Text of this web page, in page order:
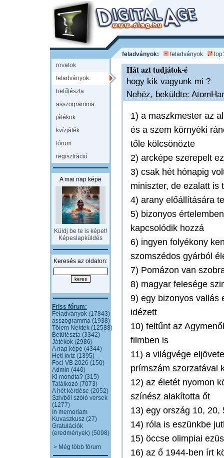
feladványok: feladványok
rovatok
feladványok
betűtészta
asszogramma
játékok
kvízjáték
fórum
regisztráció
A mai nap képe
Küldj be te is képet!
Képeslapküldés
Keresés az oldalon:
Friss fórum:
Feladványok (17843)
asszogramma (1938)
Tőlem Nektek (12588)
Betűtészta (3342)
Játékok (2986)
A nap képe (4344)
Heti kvíz (1395)
Foci VB 2026 (150)
Admin (440)
Ki mondta? (315)
Találkozó (7073)
A hét kérdése (2052)
Szívből szóló versek
(1277)
In memoriam
Kuvaszkusz (27)
Gratulációk
(eredmények) (5098)
> Még több fórum
Hát azt tudjátok-é
hogy kik vagyunk mi ?
Nehéz, beküldte:
1) a maszkmester az
és a szem környéki
tőle kölcsönözte
2) arcképe szerepelt
3) csak hét hónapig
miniszter, de ezalatt is
4) arany előállítására
5) bizonyos
kapcsolódik hozzá
6) ingyen folyékony
szomszédos gyárból
7) Pomázon van
8) magyar felesége
9) egy bizonyos vallás
idézett
10) feltűnt az
filmben is
11) a világvége
prímszám szorzatával
12) az életét nyomon
színész alakította őt
13) egy ország 10,
14) róla is eszünkbe
15) öccse olimpiai
16) az ő 1944-ben írt